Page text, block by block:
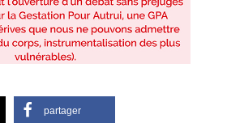
partager